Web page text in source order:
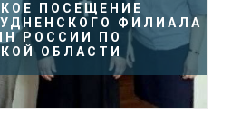
ПОСЕЩЕНИЕ
ФИЛИАЛА
РОССИИ ПО
ОБЛАСТИ